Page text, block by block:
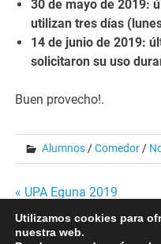
30 de mayo de 2019:
utilizan tres días
14 de junio de 2019:
solicitaron su uso
Buen provecho!.
Alumnos /Comedor /
Navegación
de
« UPA Eguna 2019
ACTIVIDADES
INSCRIPCION »
Utilizamos cookies para
nuestra web.